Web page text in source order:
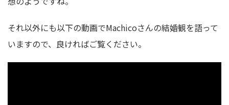
それ以外にも以下の動画でMachicoさんの結婚観を語って
いますので、良ければご覧ください。